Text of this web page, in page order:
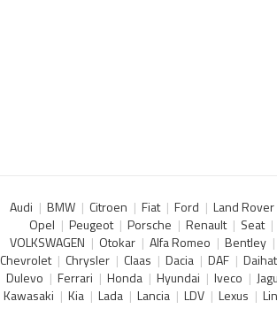
Audi BMW Citroen Fiat Ford Land Rover
Opel
Peugeot Porsche Renault Seat
VOLKSWAGEN
Otokar Alfa Romeo Bentley
Chevrolet
Chrysler Claas Dacia DAF
Dulevo
Ferrari Honda Hyundai Iveco
Kawasaki
Kia Lada Lancia LDV Lexus